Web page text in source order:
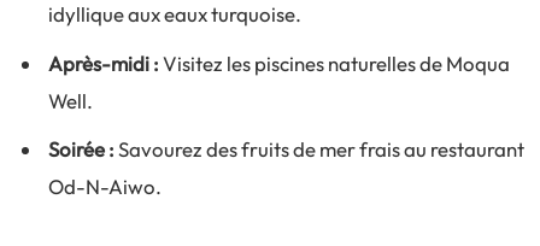
idyllique aux eaux turquoise.
Après-midi :Visitez les piscines naturelles de Moqua
Well.
Soirée :Savourez des fruits de mer frais au restaurant
Od-N-Aiwo.